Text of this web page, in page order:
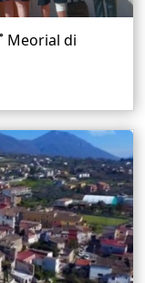
Meorial di